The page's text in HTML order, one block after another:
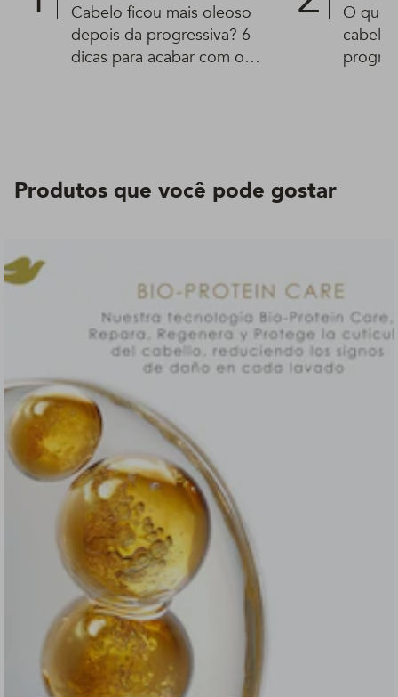
Cabelo ficou mais oleoso
depois da progressiva? 6
dicas para acabar com o
O que
cabelo
Produtos que você pode gostar